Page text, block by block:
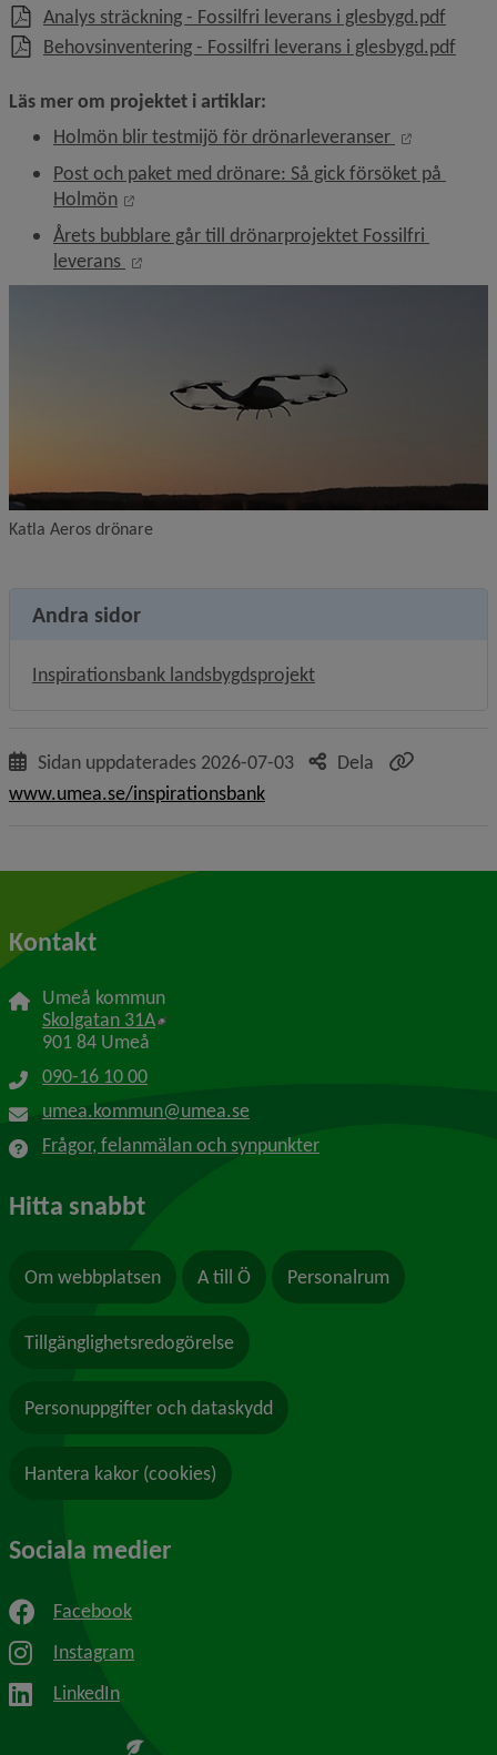
Analys sträckning - Fossilfri leverans i glesbygd.pdf, 1.7
Behovsinventering - Fossilfri leverans i glesbygd.pdf, 1.5
Läs mer om projektet, 1.7 MB.
i artiklar:
Holmön blir testmijö för drönarleveranser
Öppnas i
Post och paket med drönare: Så gick försöket på
Holmön
Öppnas i nytt fönster.
Årets bubblare går till drönarprojektet Fossilfri
leverans
Öppnas i nytt fönster.
Katla Aeros drönare
Andra sidor
Inspirationsbank landsbygdsprojekt
Sidan uppdaterades 2026-07-03
Dela
www.umea.se/inspirationsbank
Kontakt
Umeå kommun
Skolgatan 31A Länk till annan webbplats, öppnas i nytt
901 84 Umeå
090-16 10 00
umea.kommun@umea.se
Frågor, felanmälan och synpunkter
Hitta snabbt
Om webbplatsen A till Ö Personalrum
Tillgänglighetsredogörelse
Personuppgifter och dataskydd
Hantera kakor (cookies)
Sociala medier
Facebook
Instagram
LinkedIn